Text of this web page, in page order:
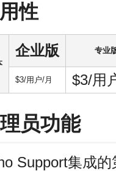
性
企业版 专业
$3/用户/月 $3/用
员功能
Support集成